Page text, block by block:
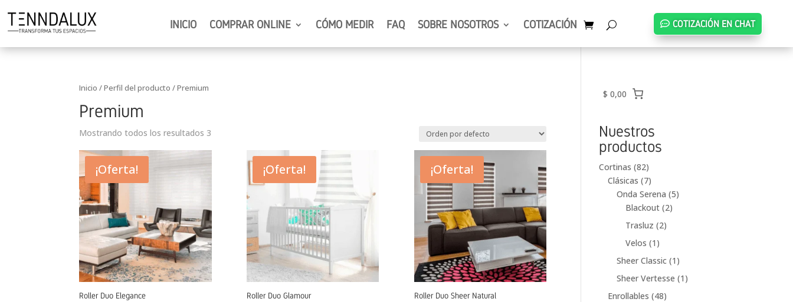
INICIO COMPRAR ONLINE CÓMO MEDIR FAQ SOBRE NOSOTROS COTIZACIÓN COTIZACIÓN EN CHAT
Inicio / Perfil del producto / Premium
Premium
Mostrando todos los resultados 3
¡Oferta!
Roller Duo Elegance
¡Oferta!
Roller Duo Glamour
¡Oferta!
Roller Duo Sheer Natural
$ 0,00
Nuestros
productos
Cortinas 8282
productos
Clásicas 77
productos
Onda Serena 55
Blackout 22
Trasluz 22
Velos 1 1
producto
Sheer Classic 1 1
producto
Sheer Vertesse 1 1
Enrollables 4848